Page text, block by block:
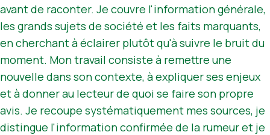
avant de raconter. Je couvre l'information générale,
les grands sujets de société et les faits marquants,
en cherchant à éclairer plutôt qu'à suivre le bruit du
moment. Mon travail consiste à remettre une
nouvelle dans son contexte, à expliquer ses enjeux
et à donner au lecteur de quoi se faire son propre
avis. Je recoupe systématiquement mes sources, je
distingue l'information confirmée de la rumeur et je